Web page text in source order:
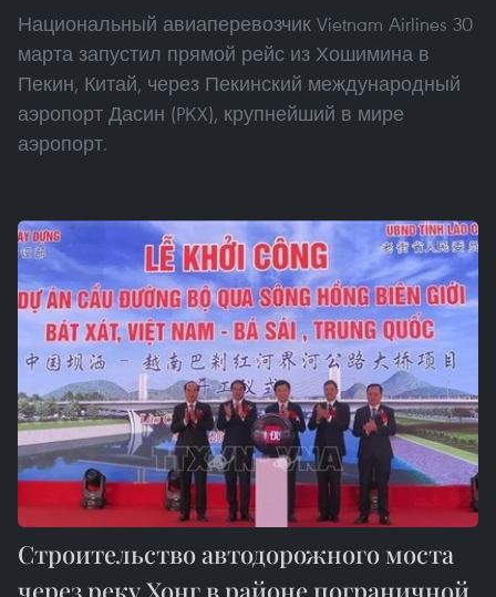
Национальный авиаперевозчик Vietnam Airlines 30
марта запустил прямой рейс из Хошимина в
Пекин, Китай, через Пекинский международный
аэропорт Дасин (PKX), крупнейший в мире
аэропорт.
Строительство автодорожного моста